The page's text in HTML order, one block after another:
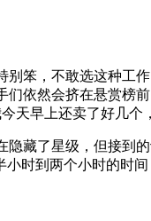
笨，不敢选这种工
依然会挤在悬赏榜
天早上还卖了好几个
藏了星级，但接到
时到两个小时的时